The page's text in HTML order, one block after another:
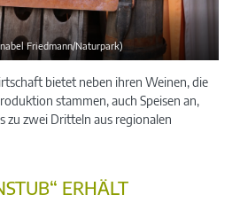
Friedmann/Naturpark)
bietet neben ihren Weinen, die
stammen, auch Speisen an,
zu zwei Dritteln aus regionalen
ERHÄLT